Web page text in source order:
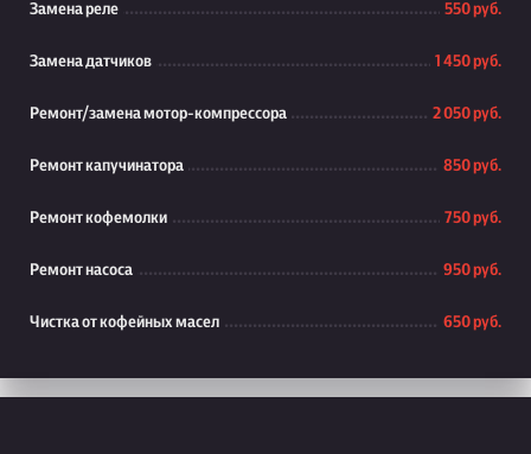
Замена реле 550 руб.
Замена датчиков 1 450 руб.
Ремонт/замена мотор-компрессора 2 050 руб.
Ремонт капучинатора 850 руб.
Ремонт кофемолки 750 руб.
Ремонт насоса 950 руб.
Чистка от кофейных масел 650 руб.